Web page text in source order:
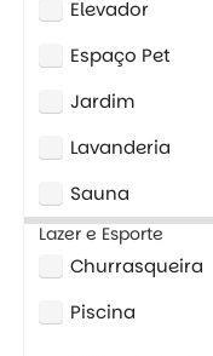
Elevador
Espaço Pet
Jardim
Lavanderia
Sauna
Lazer e Esporte
Churrasqueira
Piscina